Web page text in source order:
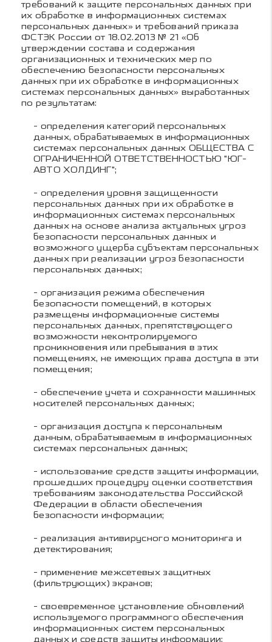
требований к защите персональных данных при
их обработке в информационных системах
персональных данных» и требований приказа
ФСТЭК России от 18.02.2013 № 21 «Об
утверждении состава и содержания
организационных и технических мер по
обеспечению безопасности персональных
данных при их обработке в информационных
системах персональных данных» выработанных
по результатам:
- определения категорий персональных
данных, обрабатываемых в информационных
системах персональных данных ОБЩЕСТВА С
ОГРАНИЧЕННОЙ ОТВЕТСТВЕННОСТЬЮ "ЮГ-
АВТО ХОЛДИНГ";
- определения уровня защищенности
персональных данных при их обработке в
информационных системах персональных
данных на основе анализа актуальных угроз
безопасности персональных данных и
возможного ущерба субъектам персональных
данных при реализации угроз безопасности
персональных данных;
- организация режима обеспечения
безопасности помещений, в которых
размещены информационные системы
персональных данных, препятствующего
возможности неконтролируемого
проникновения или пребывания в этих
помещениях, не имеющих права доступа в эти
помещения;
- обеспечение учета и сохранности машинных
носителей персональных данных;
- организация доступа к персональным
данным, обрабатываемым в информационных
системах персональных данных;
- использование средств защиты информации,
прошедших процедуру оценки соответствия
требованиям законодательства Российской
Федерации в области обеспечения
безопасности информации;
- реализация антивирусного мониторинга и
детектирования;
- применение межсетевых защитных
(фильтрующих) экранов;
- своевременное установление обновлений
используемого программного обеспечения
информационных систем персональных
данных и средств защиты информации;